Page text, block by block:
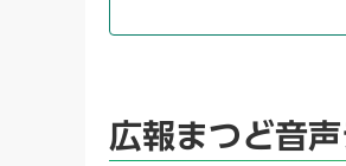
広報まつど音